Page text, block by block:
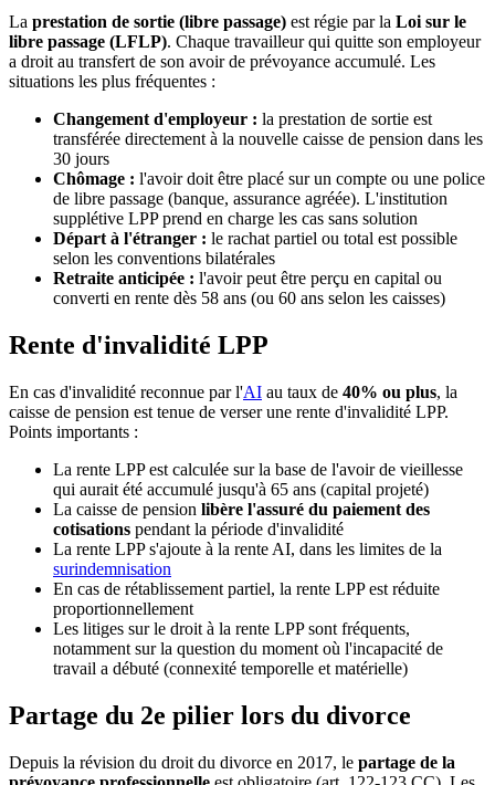
La prestation de sortie (libre passage) est régie par la Loi sur le
libre passage (LFLP). Chaque travailleur qui quitte son employeur
a droit au transfert de son avoir de prévoyance accumulé. Les
situations les plus fréquentes :
Changement d'employeur : la prestation de sortie est
transférée directement à la nouvelle caisse de pension dans les
30 jours
Chômage : l'avoir doit être placé sur un compte ou une police
de libre passage (banque, assurance agréée). L'institution
supplétive LPP prend en charge les cas sans solution
Départ à l'étranger : le rachat partiel ou total est possible
selon les conventions bilatérales
Retraite anticipée : l'avoir peut être perçu en capital ou
converti en rente dès 58 ans (ou 60 ans selon les caisses)
Rente d'invalidité LPP
En cas d'invalidité reconnue par l'AI au taux de 40% ou plus, la
caisse de pension est tenue de verser une rente d'invalidité LPP.
Points importants :
La rente LPP est calculée sur la base de l'avoir de vieillesse
qui aurait été accumulé jusqu'à 65 ans (capital projeté)
La caisse de pension libère l'assuré du paiement des
cotisations pendant la période d'invalidité
La rente LPP s'ajoute à la rente AI, dans les limites de la
surindemnisation
En cas de rétablissement partiel, la rente LPP est réduite
proportionnellement
Les litiges sur le droit à la rente LPP sont fréquents,
notamment sur la question du moment où l'incapacité de
travail a débuté (connexité temporelle et matérielle)
Partage du 2e pilier lors du divorce
Depuis la révision du droit du divorce en 2017, le partage de la